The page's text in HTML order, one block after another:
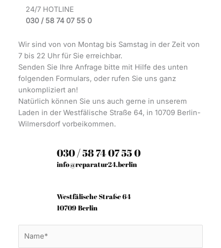
24/7 HOTLINE
030 / 58 74 07 55 0
Wir sind von von Montag bis Samstag in der Zeit von
7 bis 22 Uhr für Sie erreichbar.
Senden Sie Ihre Anfrage bitte mit Hilfe des unten
folgenden Formulars, oder rufen Sie uns ganz
unkompliziert an!
Natürlich können Sie uns auch gerne in unserem
Laden in der Westfälische Straße 64, in 10709 Berlin-
Wilmersdorf vorbeikommen.
030 / 58 74 07 55 0
info@reparatur24.berlin
Westfälische Straße 64
10709 Berlin